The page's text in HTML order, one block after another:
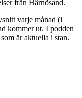
från Härnösand.
varje månad (i
kommer ut. I podden
är aktuella i stan.